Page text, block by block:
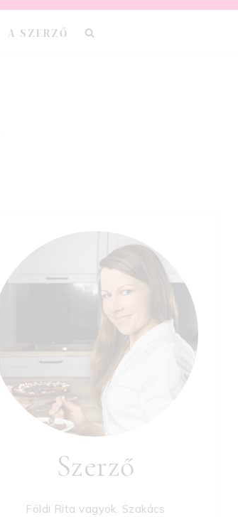
A SZERZŐ
Szerző
Földi Rita vagyok. Szakács